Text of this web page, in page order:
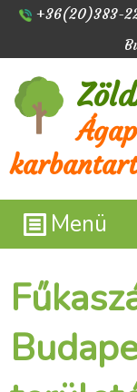
+36(20)383-
Menü